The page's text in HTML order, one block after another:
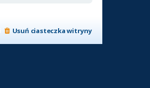
Usuń ciasteczka witryny